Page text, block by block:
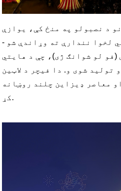
د نصبولو په منځ کې، یوازې
لخوا نندارې ته وړاندې شو -
(فو لو شوانګ ژی)، چې د هایتي
تولید شوی و. دا فیچر د لاټین
معاصر ډیزاین چلند روښانه
کړ.